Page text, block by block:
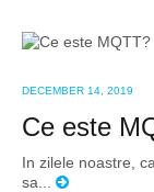
DECEMBER 14, 2019
Ce este
In zilele noastre,
sa...